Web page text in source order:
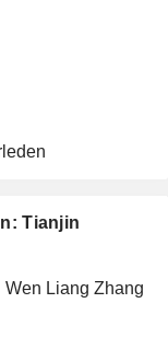
Tianjin
Wen Liang Zhang